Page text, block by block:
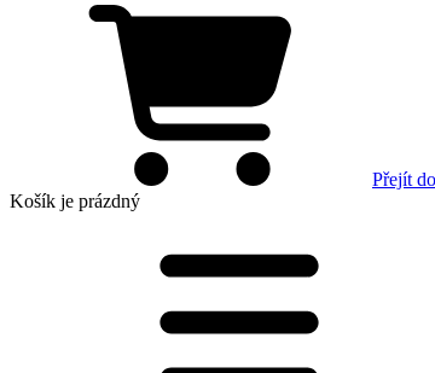
Přejít
Košík je prázdný